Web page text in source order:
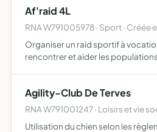
Af'raid 4L
RNA W791005978 · Sport · Créée
Organiser un raid sportif à
rencontrer et aider les
Agility-Club De Terves
RNA W791001247 · Loisirs et vie
Utilisation du chien selon les